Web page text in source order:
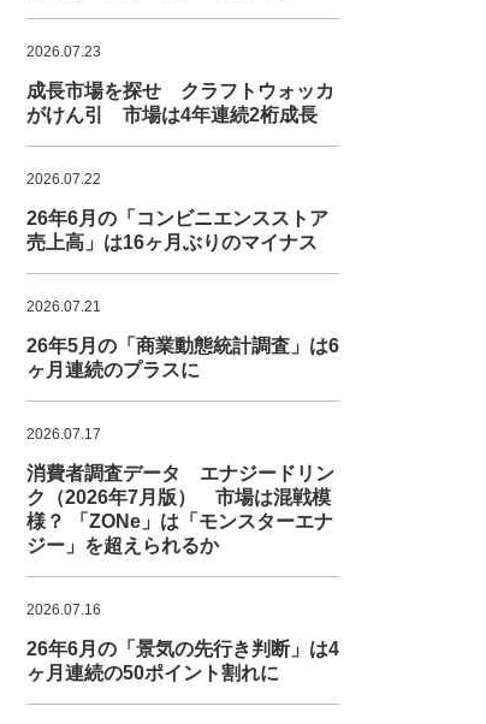
2026.07.23
成長市場を探せ クラフトウォッカ
がけん引 市場は4年連続2桁成長
2026.07.22
26年6月の「コンビニエンスストア
売上高」は16ヶ月ぶりのマイナス
2026.07.21
26年5月の「商業動態統計調査」は6
ヶ月連続のプラスに
2026.07.17
消費者調査データ エナジードリン
ク（2026年7月版） 市場は混戦模
様？ 「ZONe」は「モンスターエナ
ジー」を超えられるか
2026.07.16
26年6月の「景気の先行き判断」は4
ヶ月連続の50ポイント割れに